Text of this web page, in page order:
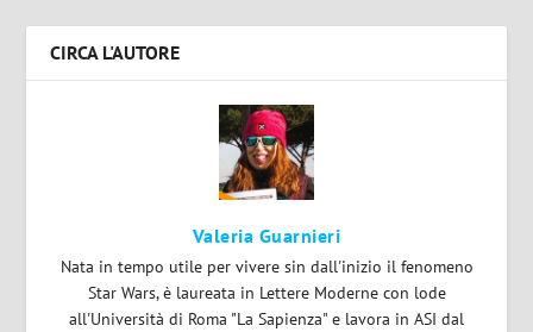
CIRCA L'AUTORE
Valeria Guarnieri
Nata in tempo utile per vivere sin dall'inizio il fenomeno
Star Wars, è laureata in Lettere Moderne con lode
all'Università di Roma "La Sapienza" e lavora in ASI dal